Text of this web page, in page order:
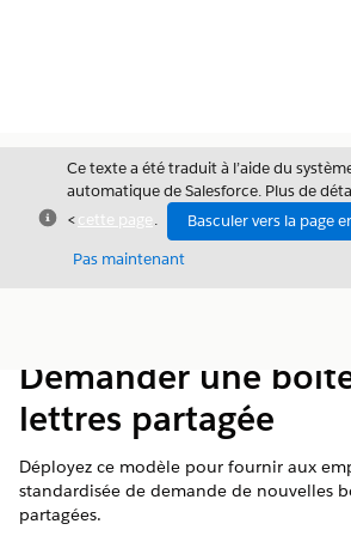
Fermer
Ce texte a été traduit à l’aide du
automatique de Salesforce. Plus de
<cette page .
Basculer vers la page
Pas maintenant
Demander une
lettres partagée
Déployez ce modèle pour fournir aux
standardisée de demande de nouvelles
partagées.